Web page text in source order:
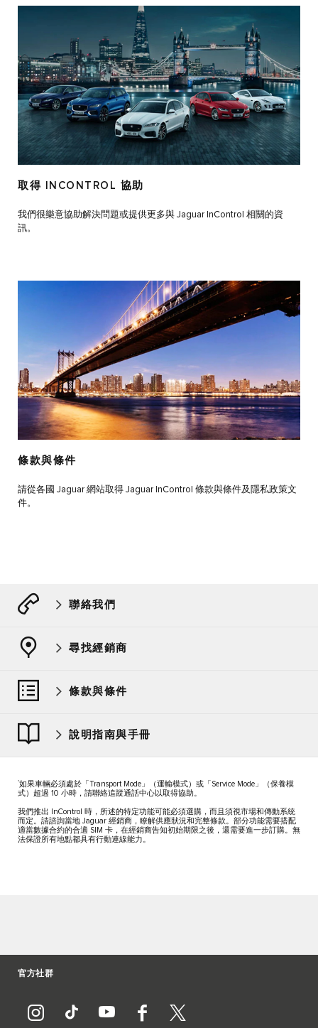
取得 INCONTROL 協助
我們很樂意協助解決問題或提供更多與 Jaguar InControl 相關的資
訊。
條款與條件
請從各國 Jaguar 網站取得 Jaguar InControl 條款與條件及隱私政策文
件。
聯絡我們
尋找經銷商
條款與條件
說明指南與手冊
*如果車輛必須處於「Transport Mode」（運輸模式）或「Service Mode」（保養模
式）超過 10 小時，請聯絡追蹤通話中心以取得協助。
我們推出 InControl 時，所述的特定功能可能必須選購，而且須視市場和傳動系統
而定。請諮詢當地 Jaguar 經銷商，瞭解供應狀況和完整條款。部分功能需要搭配
適當數據合約的合適 SIM 卡，在經銷商告知初始期限之後，還需要進一步訂購。無
法保證所有地點都具有行動連線能力。
官方社群